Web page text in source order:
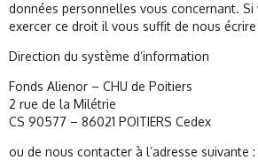
données personnelles vous concernant. Si
exercer ce droit il vous suffit de nous écrire
Direction du système d’information
Fonds Alienor – CHU de Poitiers
2 rue de la Milétrie
CS 90577 – 86021 POITIERS Cedex
ou de nous contacter à l’adresse suivante